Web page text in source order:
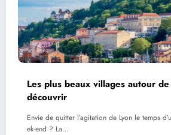
Les plus beaux villages autour
découvrir
Envie de quitter l’agitation de Lyon le temps
ek-end ? La…